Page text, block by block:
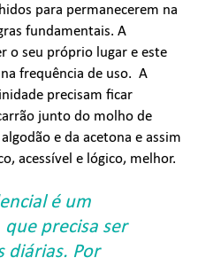
para permanecerem na
fundamentais. A
o seu próprio lugar e este
frequência de uso. A
precisam ficar
junto do molho de
e da acetona e assim
acessível e lógico, melhor.
é um
precisa ser
diárias. Por